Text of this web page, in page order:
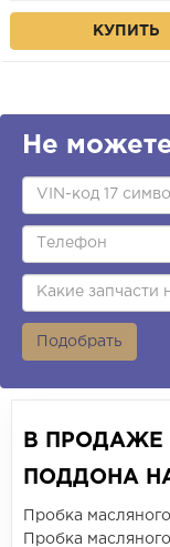
КУПИТЬ
Не
Подобрать
В ПРОДАЖЕ
ПОДДОНА
Пробка
Пробка